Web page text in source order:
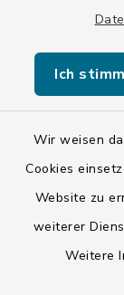
Ich
Wir weisen
Cookies
Website zu
weiterer
Weitere